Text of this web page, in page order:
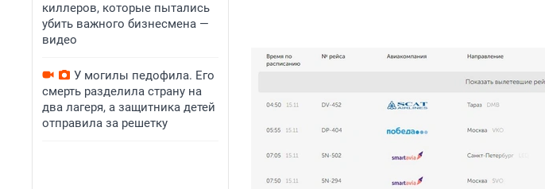
киллеров, которые пытались
убить важного бизнесмена —
видео
У могилы педофила. Его
смерть разделила страну на
два лагеря, а защитника детей
отправила за решетку